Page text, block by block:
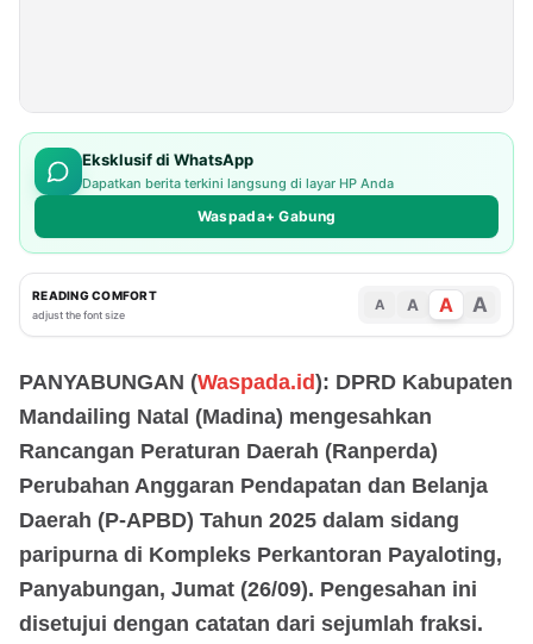
Eksklusif di WhatsApp
Dapatkan berita terkini langsung di layar HP Anda
Waspada+ Gabung
READING COMFORT
adjust the font size
A A A A
PANYABUNGAN (Waspada.id): DPRD Kabupaten
Mandailing Natal (Madina) mengesahkan
Rancangan Peraturan Daerah (Ranperda)
Perubahan Anggaran Pendapatan dan Belanja
Daerah (P-APBD) Tahun 2025 dalam sidang
paripurna di Kompleks Perkantoran Payaloting,
Panyabungan, Jumat (26/09). Pengesahan ini
disetujui dengan catatan dari sejumlah fraksi.